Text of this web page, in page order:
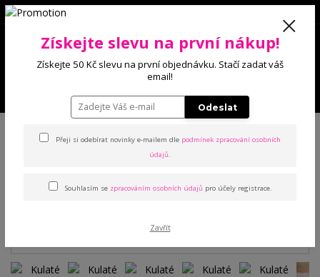
0 Kč
Získejte slevu na první nákup!
Získejte 50 Kč slevu na první objednávku. Stačí zadat váš
email!
Odeslat
Přeji si odebírat novinky e-mailem dle podmínek zpracování osobních
údajů.
Souhlasím se zpracováním osobních údajů pro účely registrace.
Zavřít